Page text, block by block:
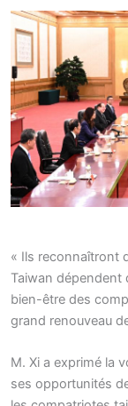
« Ils reconnaîtront
Taiwan dépendent
bien-être des
grand renouveau
M. Xi a exprimé la
ses opportunités